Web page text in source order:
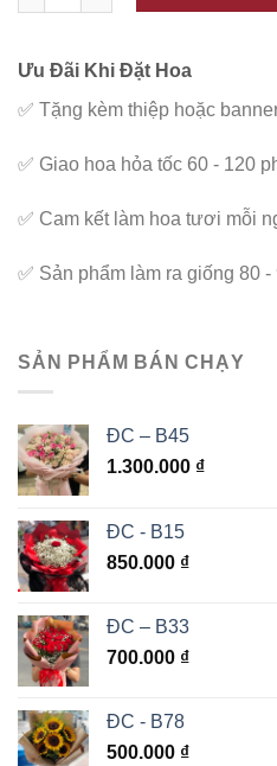
Ưu Đãi Khi Đặt Hoa
✅ Tặng kèm thiệp hoặc
✅ Giao hoa hỏa tốc 60 - 120
✅ Cam kết làm hoa tươi mỗi
✅ Sản phẩm làm ra giống 80
SẢN PHẨM BÁN CHẠY
ĐC – B45
1.300.000 ₫
ĐC - B15
850.000 ₫
ĐC – B33
700.000 ₫
ĐC - B78
500.000 ₫